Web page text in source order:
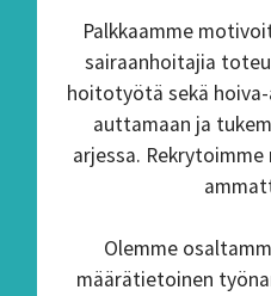
Palkkaamme
sairaanhoitajia
hoitotyötä sekä
auttamaan ja
arjessa.
Olemme
määrätietoinen